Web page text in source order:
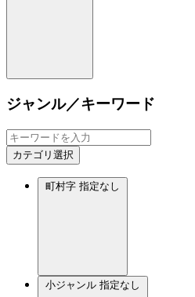
ジャンル／キーワード
カテゴリ選択
町村字 指定なし
小ジャンル 指定なし